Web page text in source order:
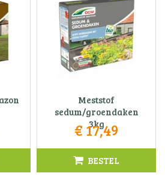
Meststof
sedum/groendaken
3kg
€ 17,49
BESTEL